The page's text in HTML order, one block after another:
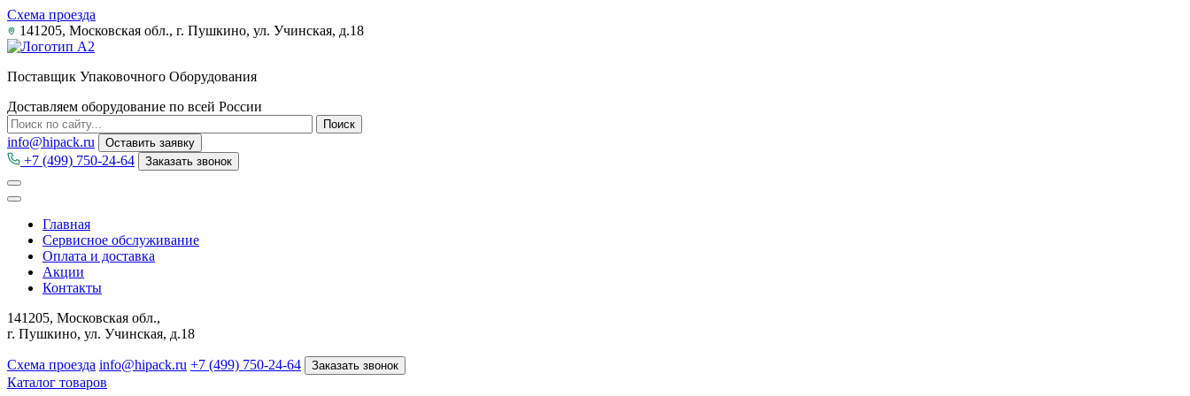
Схема проезда
141205, Московская обл., г. Пушкино, ул. Учинская, д.18
Поставщик Упаковочного Оборудования
Доставляем оборудование по всей России
info@hipack.ru Оставить заявку
+7 (499) 750-24-64 Заказать звонок
Главная
Сервисное обслуживание
Оплата и доставка
Акции
Контакты
141205, Московская обл.,
г. Пушкино, ул. Учинская, д.18
Схема проезда info@hipack.ru +7 (499) 750-24-64 Заказать звонок
Каталог товаров